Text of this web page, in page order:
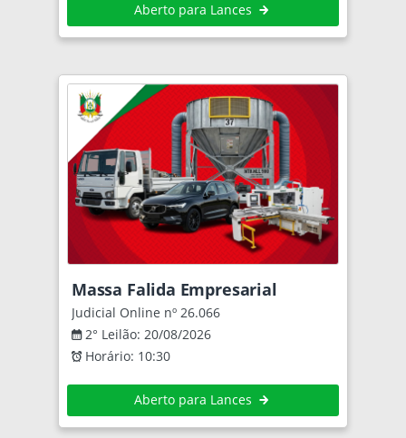
Aberto para Lances
Massa Falida Empresarial
Judicial Online nº 26.066
2° Leilão: 20/08/2026
Horário: 10:30
Aberto para Lances